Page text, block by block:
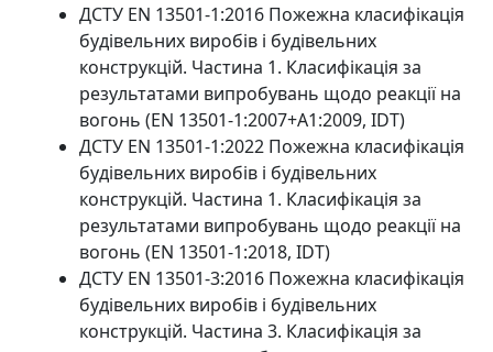
ДСТУ EN 13501-1:2016 Пожежна класифікація
будівельних виробів і будівельних
конструкцій. Частина 1. Класифікація за
результатами випробувань щодо реакції на
вогонь (EN 13501-1:2007+A1:2009, IDT)
ДСТУ EN 13501-1:2022 Пожежна класифікація
будівельних виробів і будівельних
конструкцій. Частина 1. Класифікація за
результатами випробувань щодо реакції на
вогонь (EN 13501-1:2018, IDT)
ДСТУ EN 13501-3:2016 Пожежна класифікація
будівельних виробів і будівельних
конструкцій. Частина 3. Класифікація за